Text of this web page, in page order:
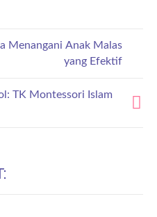
TK Montessori Islam
Menangani Anak Malas
yang Efektif